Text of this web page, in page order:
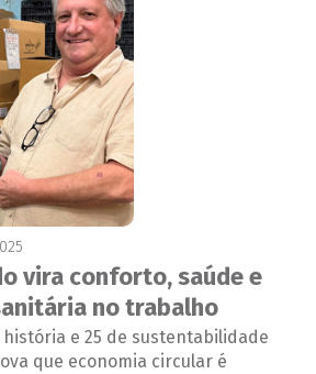
vira conforto, saúde e
no trabalho
história e 25 de sustentabilidade
que economia circular é